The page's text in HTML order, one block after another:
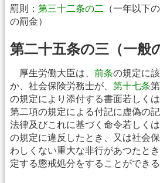
罰則： 第三十二条の二
（一年以下
の罰金）
第二十五条の三（一般
厚生労働大臣は、 前条の規定に
か、社会保険労務士が、 第十七条
の規定により添付する書面若しく
第二項の規定による付記に虚偽の
法律及びこれに基づく命令若しく
の規定に違反したとき、又は社会
わしくない重大な非行があつたとき
定する懲戒処分をすることができる